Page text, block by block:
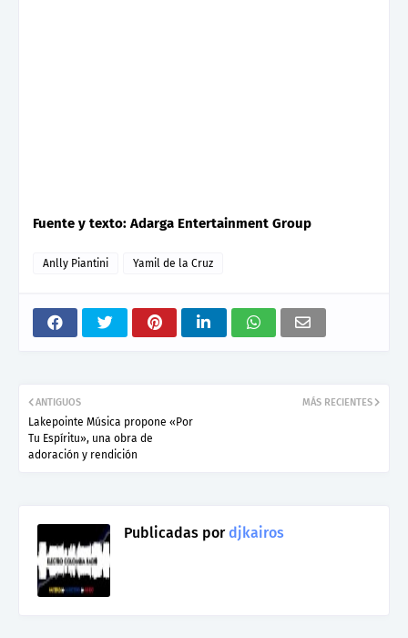
Fuente y texto: Adarga Entertainment Group
Anlly Piantini Yamil de la Cruz
MÁS RECIENTES
ANTIGUOS
Lakepointe Música propone «Por
Tu Espíritu», una obra de
adoración y rendición
Publicadas pordjkairos